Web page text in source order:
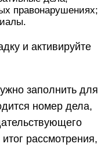
правонарушениях;
и активируйте
заполнить для
номер дела,
рассмотрения,